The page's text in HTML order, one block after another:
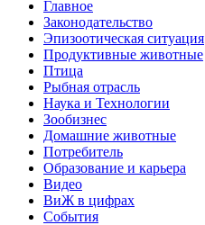
Главное
Законодательство
Эпизоотическая ситуация
Продуктивные животные
Птица
Рыбная отрасль
Наука и Технологии
Зообизнес
Домашние животные
Потребитель
Образование и карьера
Видео
ВиЖ в цифрах
События